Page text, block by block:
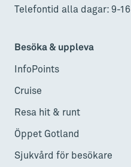
Telefontid alla dagar: 9-16
Besöka & uppleva
InfoPoints
Cruise
Resa hit & runt
Öppet Gotland
Sjukvård för besökare